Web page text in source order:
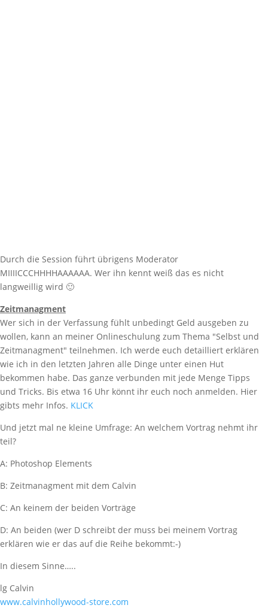
Durch die Session führt übrigens Moderator
MIIIICCCHHHHAAAAAA. Wer ihn kennt weiß das es nicht
langweillig wird 🙂
Zeitmanagment
Wer sich in der Verfassung fühlt unbedingt Geld ausgeben zu
wollen, kann an meiner Onlineschulung zum Thema "Selbst und
Zeitmanagment" teilnehmen. Ich werde euch detailliert erklären
wie ich in den letzten Jahren alle Dinge unter einen Hut
bekommen habe. Das ganze verbunden mit jede Menge Tipps
und Tricks. Bis etwa 16 Uhr könnt ihr euch noch anmelden. Hier
gibts mehr Infos. KLICK
Und jetzt mal ne kleine Umfrage: An welchem Vortrag nehmt ihr
teil?
A: Photoshop Elements
B: Zeitmanagment mit dem Calvin
C: An keinem der beiden Vorträge
D: An beiden (wer D schreibt der muss bei meinem Vortrag
erklären wie er das auf die Reihe bekommt:-)
In diesem Sinne…..
lg Calvin
www.calvinhollywood-store.com